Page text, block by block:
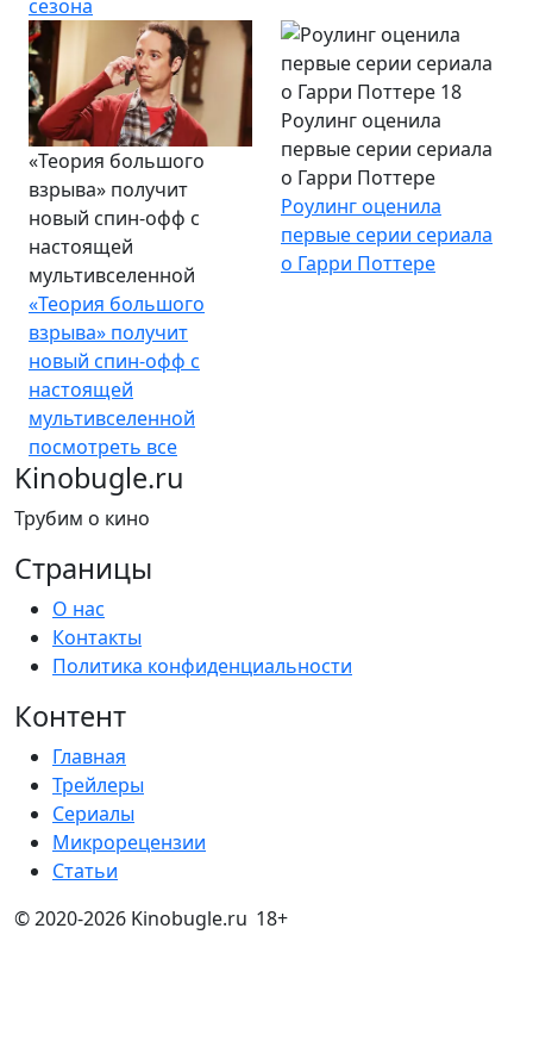
сезона
«Теория большого
взрыва» получит
новый спин-офф с
настоящей
мультивселенной
«Теория большого
взрыва» получит
новый спин-офф с
настоящей
мультивселенной
Роулинг оценила
первые серии сериала
о Гарри Поттере
Роулинг оценила
первые серии сериала
о Гарри Поттере
посмотреть все
Kinobugle.ru
Трубим о кино
Страницы
О нас
Контакты
Политика конфиденциальности
Контент
Главная
Трейлеры
Сериалы
Микрорецензии
Статьи
© 2020-2026 Kinobugle.ru 18+